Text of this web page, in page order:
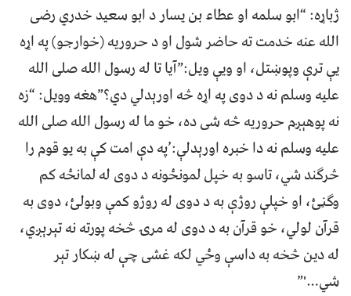
ژباړه: “ابو سلمه او عطاء بن يسار د ابو سعيد خدري رضی
الله عنه خدمت ته حاضر شول او د حروريه (خوارجو) په اړه
یې ترې وپوښتل، او ویې ویل:”آیا تا له رسول الله صلی الله
علیه وسلم نه د دوی په اړه څه اورېدلي دي؟”هغه وویل: “زه
نه پوهېږم حروریه څه شی ده، خو ما له رسول الله صلی الله
علیه وسلم نه دا خبره اورېدلې:’په دې امت کې به یو قوم را
څرګند شي، تاسو به خپل لمونځونه د دوی له لمانځه کم
وګڼئ، او خپلې روژې به د دوی له روژو کمې وبولئ، دوی به
قرآن لولي، خو قرآن به د دوی له مرۍ څخه پورته نه تېرېږي،
له دین څخه به داسې وځي لکه غشی چې له ښکار تېر
شي…'”